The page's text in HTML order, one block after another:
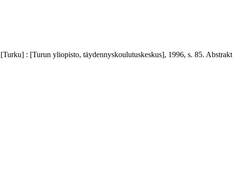
: [Turun yliopisto, täydennyskoulutuskeskus], 1996, s. 85. Abstrakt